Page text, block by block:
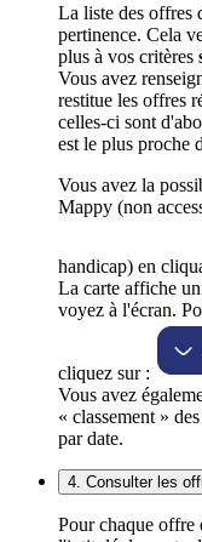
La liste des offres
pertinence. Cela
plus à vos critères
Vous avez
restitue les offres
celles-ci sont
est le plus proche
Vous avez la
Mappy (non
handicap) en
La carte affiche
voyez à l'écran.
cliquez sur :
Vous avez
« classement »
par date.
4. Consulter les
Pour chaque offre